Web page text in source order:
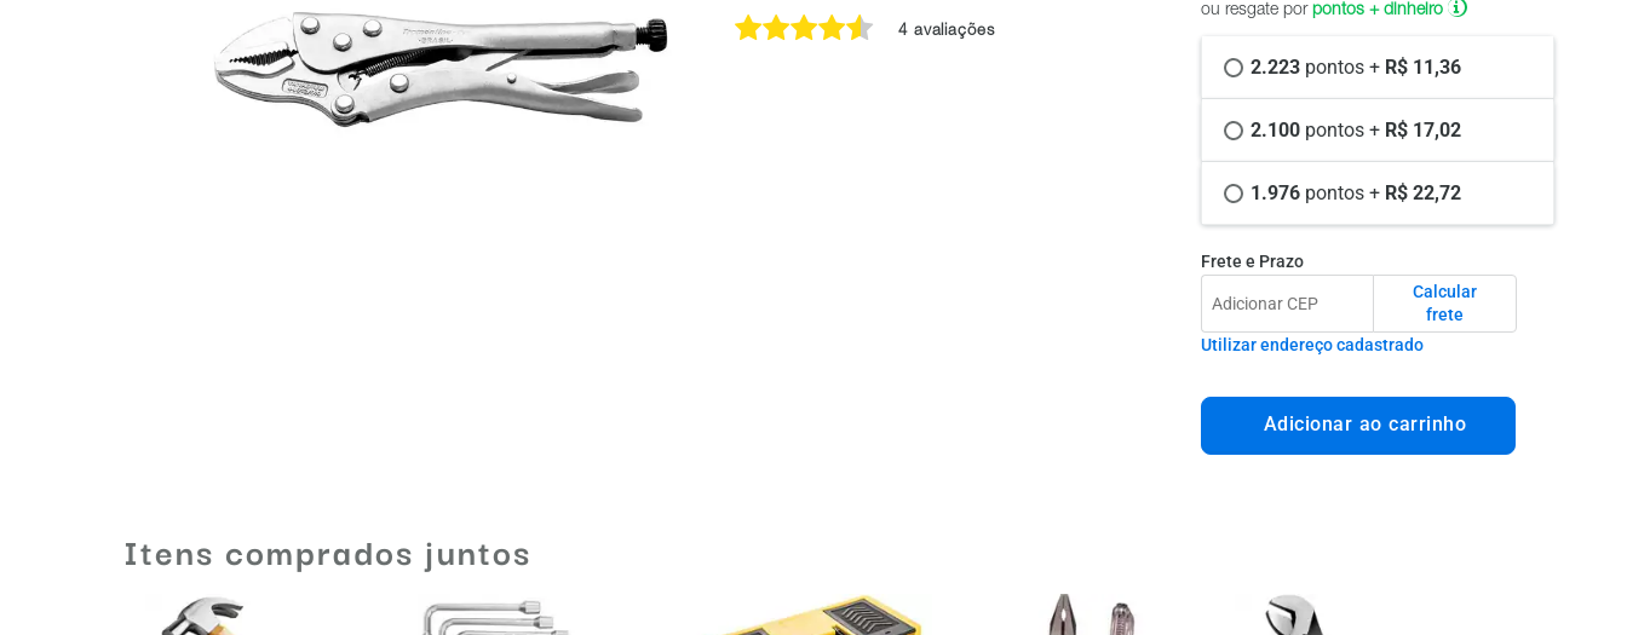
4 avaliações
ou resgate por pontos + dinheiro
2.223 pontos + R$ 11,36
2.100 pontos + R$ 17,02
1.976 pontos + R$ 22,72
Frete e Prazo
Calcular
frete
Utilizar endereço cadastrado
Adicionar ao carrinho
Itens comprados juntos